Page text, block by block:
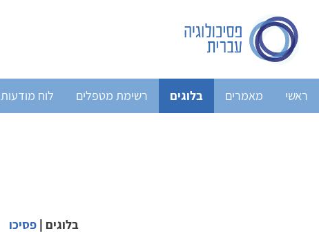
ראשי מאמרים בלוגים רשימת מטפלים לוח מודעות
בלוגים | פסיכו